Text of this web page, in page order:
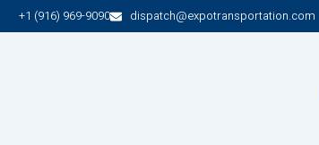
Skip
to
+1 (916) 969-9090 dispatch@expotransportation.com